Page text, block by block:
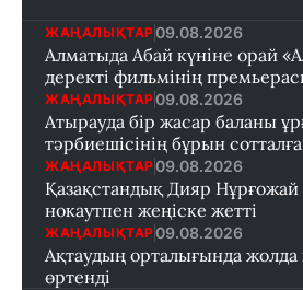
ЖАҢАЛЫҚТАР 09.08.2026
Алматыда Абай күніне орай
деректі фильмінің
ЖАҢАЛЫҚТАР 09.08.2026
Атырауда бір жасар баланы
тәрбиешісінің бұрын
ЖАҢАЛЫҚТАР 09.08.2026
Қазақстандық Дияр Нұрғожай
нокаутпен жеңіске жетті
ЖАҢАЛЫҚТАР 09.08.2026
Ақтаудың орталығында жолда
өртенді